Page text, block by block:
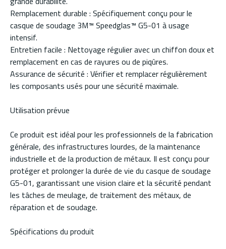
Remplacement durable : Spécifiquement conçu pour le
casque de soudage 3M™ Speedglas™ G5-01 à usage
intensif.
Entretien facile : Nettoyage régulier avec un chiffon doux et
remplacement en cas de rayures ou de piqûres.
Assurance de sécurité : Vérifier et remplacer régulièrement
les composants usés pour une sécurité maximale.
Utilisation prévue
Ce produit est idéal pour les professionnels de la fabrication
générale, des infrastructures lourdes, de la maintenance
industrielle et de la production de métaux. Il est conçu pour
protéger et prolonger la durée de vie du casque de soudage
G5-01, garantissant une vision claire et la sécurité pendant
les tâches de meulage, de traitement des métaux, de
réparation et de soudage.
Spécifications du produit